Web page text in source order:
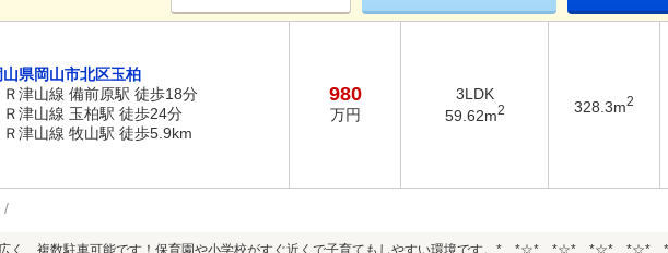
山県岡山市北区玉柏
Ｒ津山線 備前原駅 徒歩18分
Ｒ津山線 玉柏駅 徒歩24分
Ｒ津山線 牧山駅 徒歩5.9km
980
万円
3LDK
59.62m2 328.3m2
広く、複数駐車可能です！保育園や小学校がすぐ近くで子育てもしやすい環境です。* *☆* *☆* *☆*